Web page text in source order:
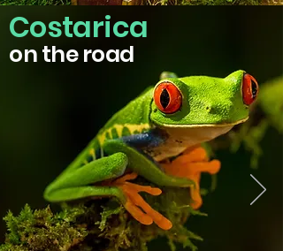
Costarica
on the road